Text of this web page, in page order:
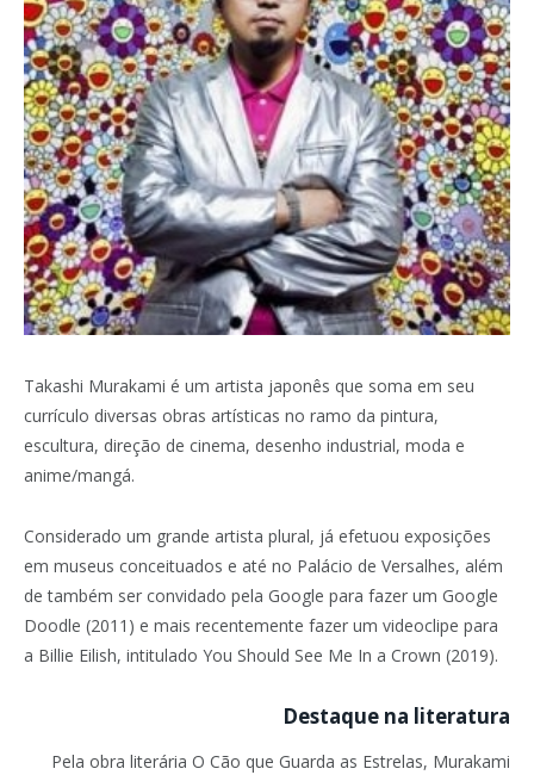
Takashi Murakami é um artista japonês que soma em seu
currículo diversas obras artísticas no ramo da pintura,
escultura, direção de cinema, desenho industrial, moda e
anime/mangá.
Considerado um grande artista plural, já efetuou exposições
em museus conceituados e até no Palácio de Versalhes, além
de também ser convidado pela Google para fazer um Google
Doodle (2011) e mais recentemente fazer um videoclipe para
a Billie Eilish, intitulado You Should See Me In a Crown (2019).
Destaque na literatura
Pela obra literária O Cão que Guarda as Estrelas, Murakami